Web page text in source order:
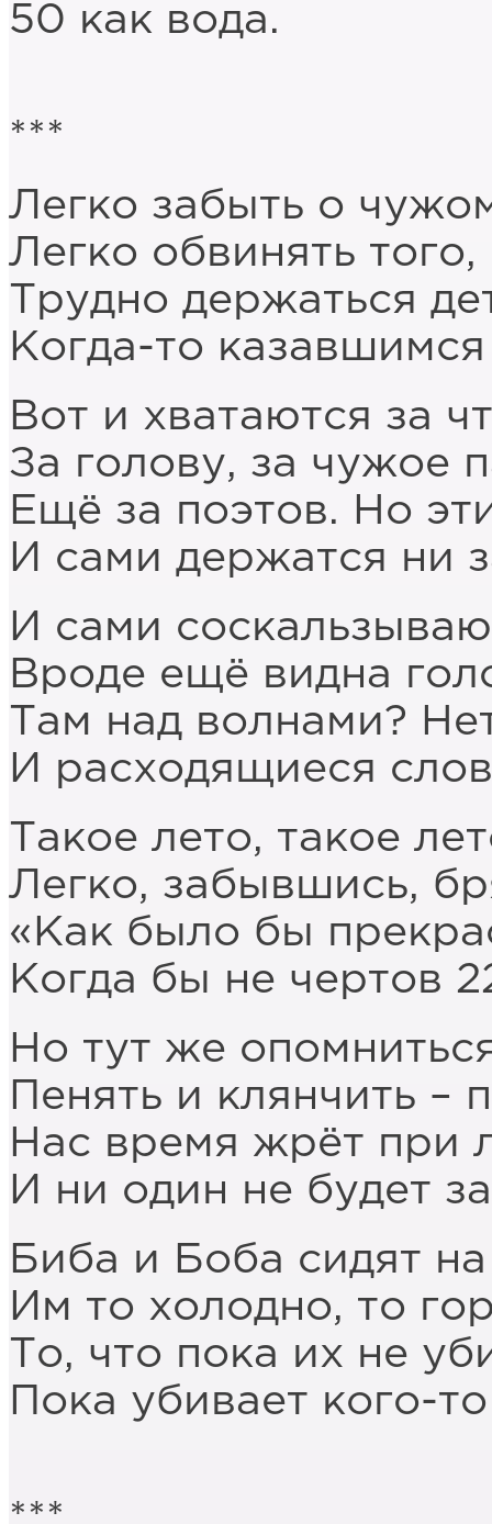
50 как вода.
***
Легко забыть о
Легко обвинять
Трудно держаться
Когда-то
Вот и хватаются за
За голову, за чужое
Ещё за поэтов. Но
И сами держатся ни
И сами
Вроде ещё видна
Там над волнами?
И расходящиеся
Такое лето, такое
Легко, забывшись,
«Как было бы
Когда бы не чертов
Но тут же
Пенять и клянчить –
Нас время жрёт при
И ни один не будет
Биба и Боба сидят
Им то холодно, то
То, что пока их не
Пока убивает кого-